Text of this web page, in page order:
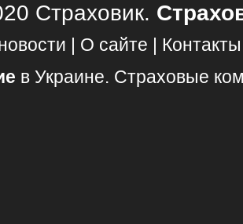
Страховик.
О сайте
Контакты
в Украине. Страховые